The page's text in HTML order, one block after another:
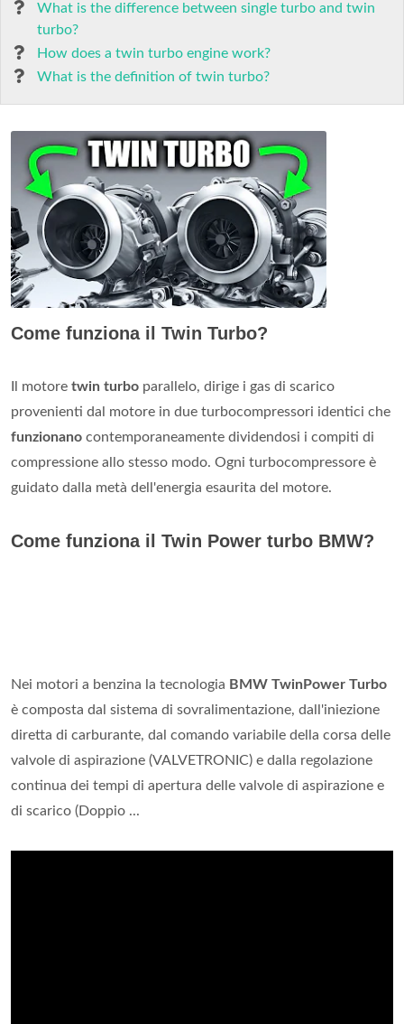
What is the difference between single turbo and twin
turbo?
How does a twin turbo engine work?
What is the definition of twin turbo?
Come funziona il Twin Turbo?
Il motore twin turbo parallelo, dirige i gas di scarico
provenienti dal motore in due turbocompressori identici che
funzionano contemporaneamente dividendosi i compiti di
compressione allo stesso modo. Ogni turbocompressore è
guidato dalla metà dell'energia esaurita del motore.
Come funziona il Twin Power turbo BMW?
Nei motori a benzina la tecnologia BMW TwinPower Turbo
è composta dal sistema di sovralimentazione, dall'iniezione
diretta di carburante, dal comando variabile della corsa delle
valvole di aspirazione (VALVETRONIC) e dalla regolazione
continua dei tempi di apertura delle valvole di aspirazione e
di scarico (Doppio ...